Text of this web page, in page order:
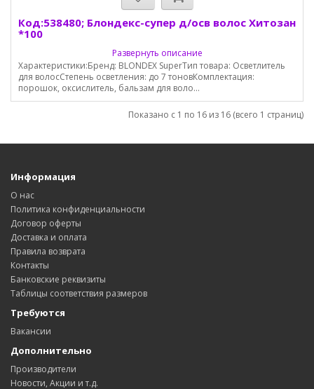
Код:538480; Блондекс-супер д/осв волос Хитозан
*100
Развернуть описание
Характеристики:Бренд: BLONDEX SuperТип товара: Осветлитель
для волосСтепень осветления: до 7 тоновКомплектация:
порошок, оксислитель, бальзам для воло...
Показано с 1 по 16 из 16 (всего 1 страниц)
Информация
О нас
Политика конфиденциальности
Договор оферты
Доставка и оплата
Правила возврата
Контакты
Банковские реквизиты
Таблицы соответствия размеров
Требуются
Вакансии
Дополнительно
Производители
Новости, Акции и т.д.